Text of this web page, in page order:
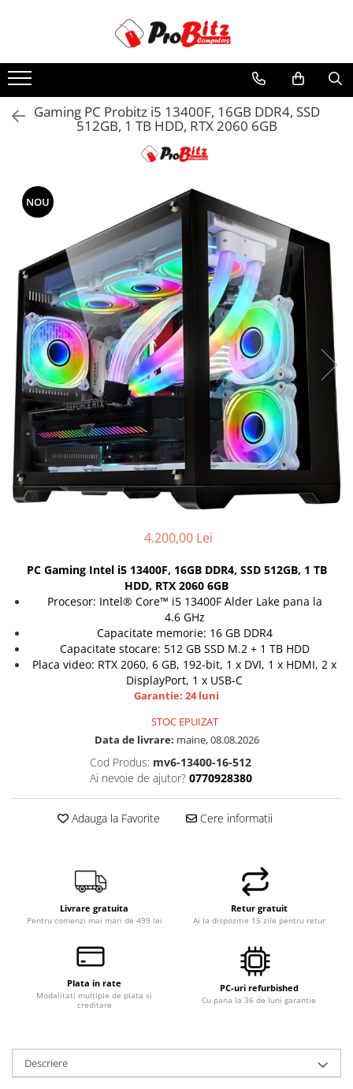
Laptopuri si accesorii
Laptopuri
Laptopuri Noi
Laptopuri Second-hand
Componente NOI Laptop
Memorii laptop
Hard Disk-uri laptop
Baterii laptop
Componente REFURBISHED Laptop
Hard Disk-uri Refurbished
Accesorii Laptop
Docking stations
Genti Laptop
Incarcatoare laptop
Incarcatoare laptop refurbished
Standuri și Coolere Laptop
Alte accesorii
Card reader
Calculatoare Mini NOI
Calculatoare SECOND-HAND
Calculatoare REFURBISHED
Calculatoare RENEW
Calculatoare WORKSTATION
Placi de baza
Ventilatoare carcasa
Componente Renew/Refurbished
Placi de baza REFURBISHED
Placi VIDEO
All-in-One REFURBISHED
Calculatoare All-in-One RENEW
Gaming PC Probitz i5 13400F, 16GB DDR4, SSD
512GB, 1 TB HDD, RTX 2060 6GB
NOU
4.200,00 Lei
PC Gaming Intel i5 13400F, 16GB DDR4, SSD 512GB, 1 TB
HDD, RTX 2060 6GB
Procesor: Intel® Core™ i5 13400F Alder Lake pana la
4.6 GHz
Capacitate memorie: 16 GB DDR4
Capacitate stocare: 512 GB SSD M.2 + 1 TB HDD
Placa video: RTX 2060, 6 GB, 192-bit, 1 x DVI, 1 x HDMI, 2 x
DisplayPort, 1 x USB-C
Garantie: 24 luni
STOC EPUIZAT
Data de livrare: maine, 08.08.2026
Cod Produs: mv6-13400-16-512
Ai nevoie de ajutor? 0770928380
Adauga la Favorite Cere informatii
Livrare gratuita
Pentru comenzi mai mari de 499 lei
Retur gratuit
Ai la dispozitie 15 zile pentru retur
Plata in rate
Modalitati multiple de plata si
creditare
PC-uri refurbished
Cu pana la 36 de luni garantie
Descriere